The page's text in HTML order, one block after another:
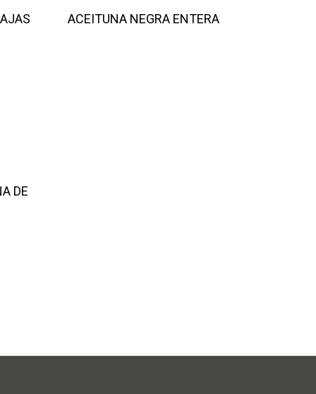
ACEITUNA NEGRA ENTERA
DE